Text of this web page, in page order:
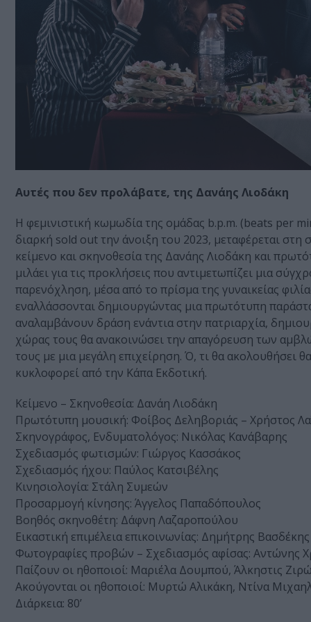
Αυτές που δεν προλάβατε, της Δανάης Λιοδάκη
Η φεμινιστική κωμωδία της ομάδας b.p.m. (beats per
διαρκή sold out την άνοιξη του 2023, μεταφέρεται
κείμενο και σκηνοθεσία της Δανάης Λιοδάκη και
μιλάει για τις προκλήσεις που αντιμετωπίζει μια
παρενόχληση, μέσα από το πρίσμα της γυναικείας
εναλλάσσονται δημιουργώντας μια πρωτότυπη
αναλαμβάνουν δράση ενάντια στην πατριαρχία,
χώρας τους θα ανακοινώσει την απαγόρευση των
τους με μια μεγάλη επιχείρηση. Ό, τι θα ακολουθήσει
κυκλοφορεί από την Κάπα Εκδοτική.
Κείμενο – Σκηνοθεσία: Δανάη Λιοδάκη
Πρωτότυπη μουσική: Φοίβος Δεληβοριάς – Χρήστος
Σκηνογράφος, Ενδυματολόγος: Νικόλας Κανάβαρης
Σχεδιασμός φωτισμών: Γιώργος Κασσάκος
Σχεδιασμός ήχου: Παύλος Κατσιβέλης
Κινησιολογία: Στάλη Συμεών
Προσαρμογή κίνησης: Άγγελος Παπαδόπουλος
Βοηθός σκηνοθέτη: Δάφνη Λαζαροπούλου
Εικαστική επιμέλεια επικοινωνίας: Δημήτρης Βασδέκης
Φωτογραφίες προβών – Σχεδιασμός αφίσας: Αντώνης
Παίζουν οι ηθοποιοί: Μαριέλα Δουμπού, Άλκηστις
Ακούγονται οι ηθοποιοί: Μυρτώ Αλικάκη, Ντίνα
Διάρκεια: 80’